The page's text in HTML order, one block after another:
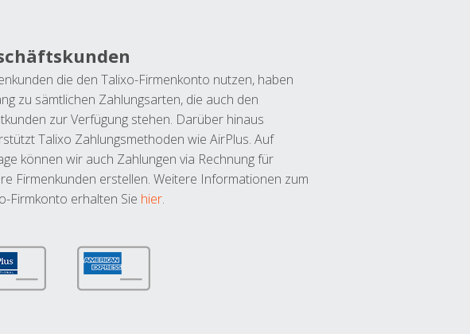
die den Talixo-Firmenkonto nutzen, haben
zu sämtlichen Zahlungsarten, die auch den
zur Verfügung stehen. Darüber hinaus
Talixo Zahlungsmethoden wie AirPlus. Auf
können wir auch Zahlungen via Rechnung für
Firmenkunden erstellen. Weitere Informationen zum
Firmkonto erhalten Sie hier.